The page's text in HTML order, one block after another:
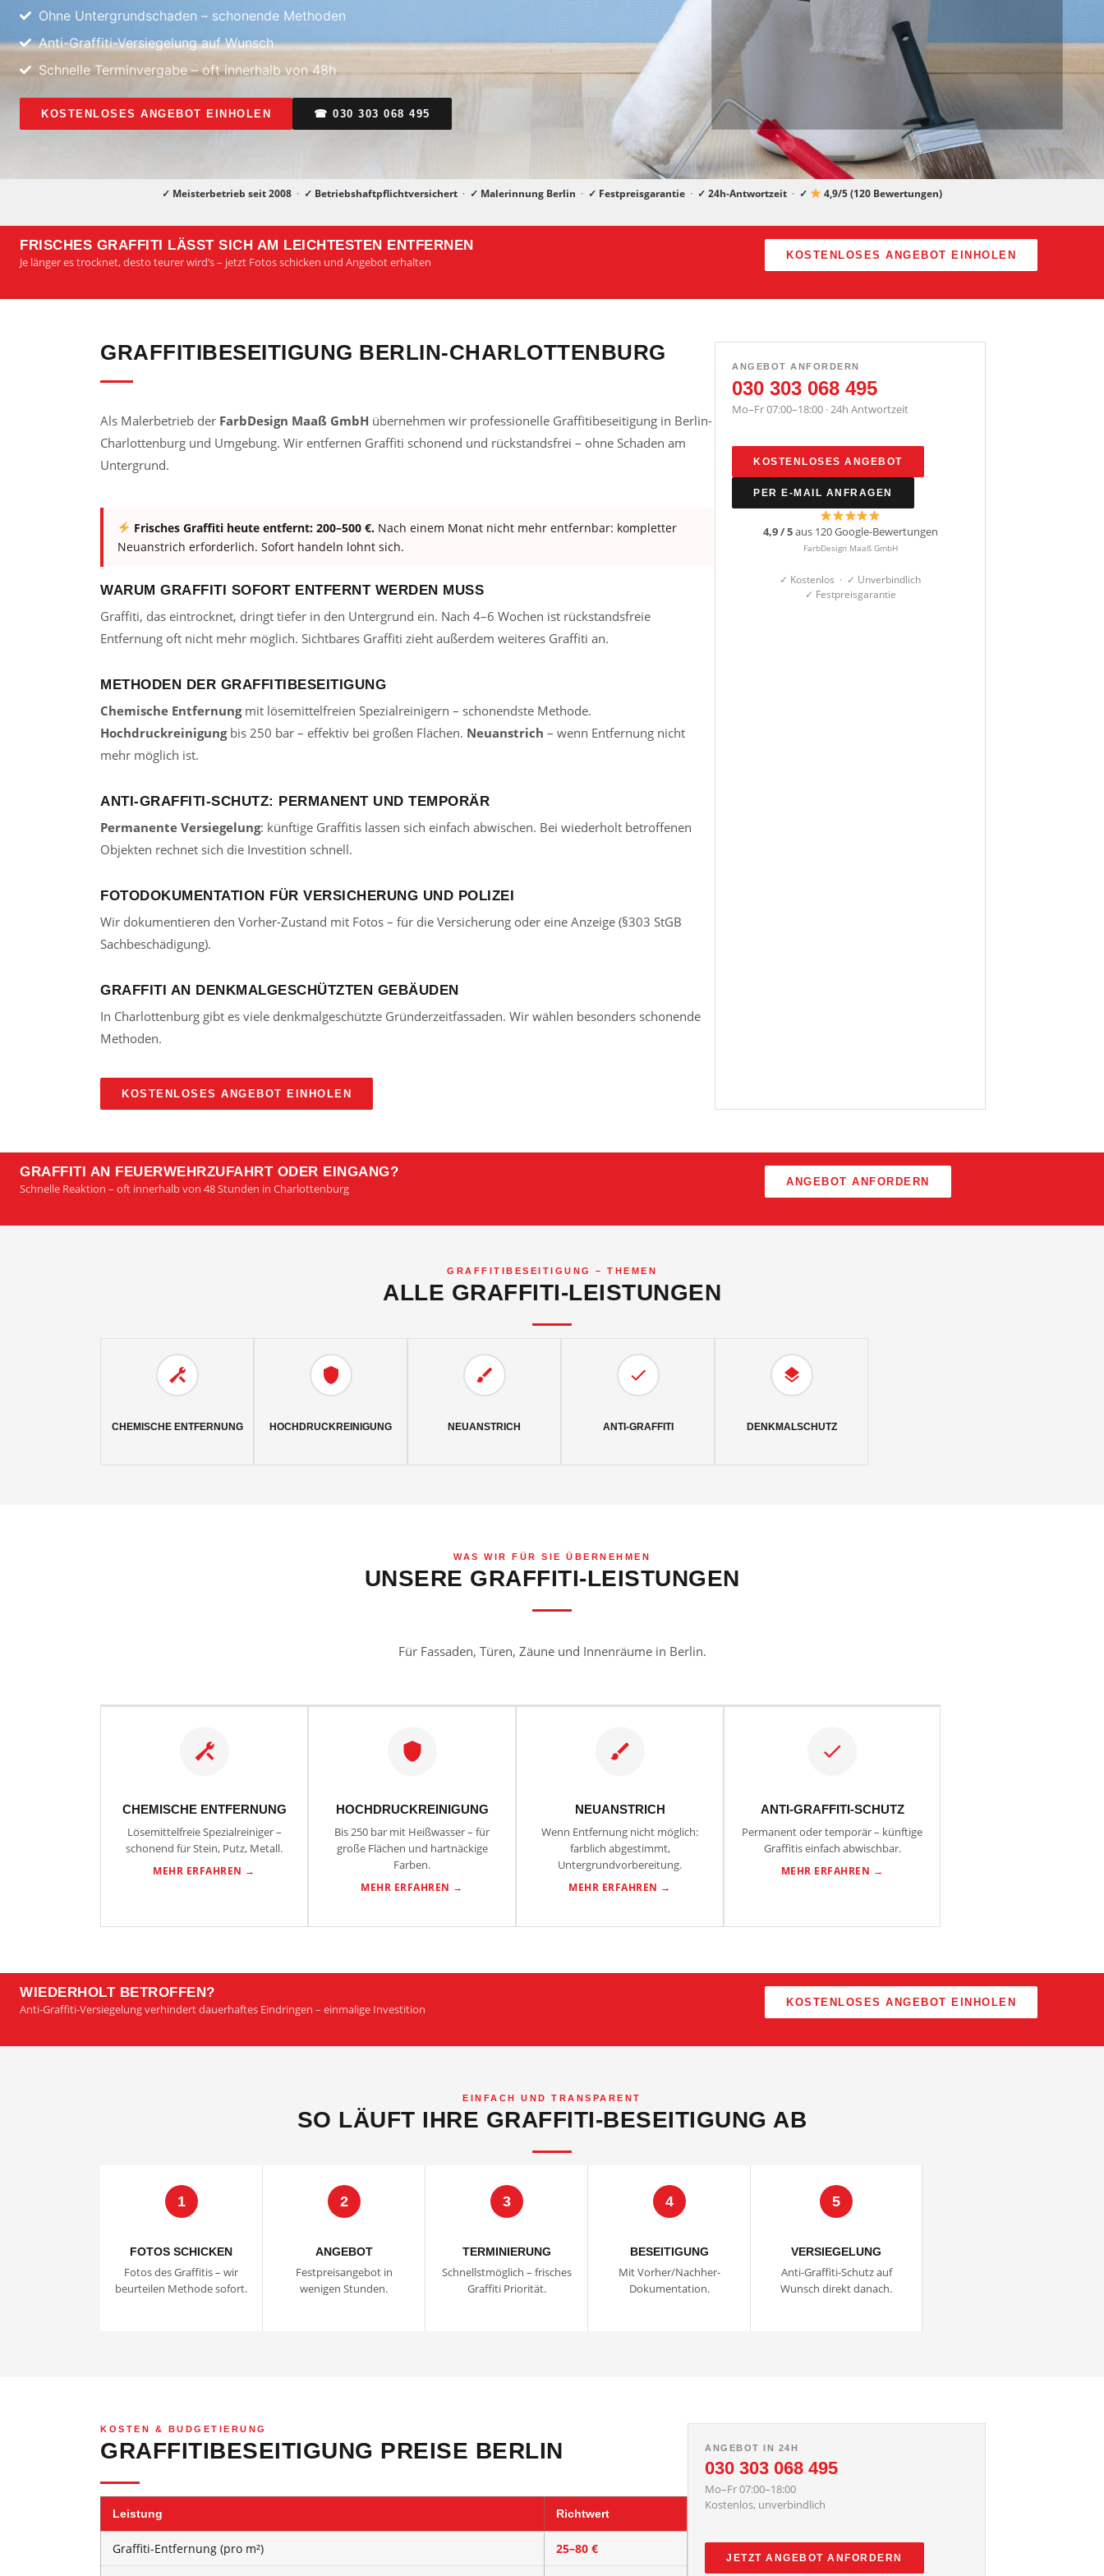
Ohne Untergrundschaden – schonende Methoden
Anti-Graffiti-Versiegelung auf Wunsch
Schnelle Terminvergabe – oft innerhalb von 48h
KOSTENLOSES ANGEBOT EINHOLEN ☎ 030 303 068 495
✓ Meisterbetrieb seit 2008 · ✓ Betriebshaftpflichtversichert · ✓ Malerinnung Berlin · ✓ Festpreisgarantie · ✓ 24h-Antwortzeit · ✓ 4,9/5 (120 Bewertungen)
FRISCHES GRAFFITI LÄSST SICH AM LEICHTESTEN ENTFERNEN
Je länger es trocknet, desto teurer wird’s – jetzt Fotos schicken und Angebot erhalten KOSTENLOSES ANGEBOT EINHOLEN
GRAFFITIBESEITIGUNG BERLIN-CHARLOTTENBURG
Als Malerbetrieb der FarbDesign Maaß GmbH übernehmen wir professionelle Graffitibeseitigung in Berlin-
Charlottenburg und Umgebung. Wir entfernen Graffiti schonend und rückstandsfrei – ohne Schaden am
Untergrund.
Frisches Graffiti heute entfernt: 200–500 €.Nach einem Monat nicht mehr entfernbar: kompletter
Neuanstrich erforderlich. Sofort handeln lohnt sich.
WARUM GRAFFITI SOFORT ENTFERNT WERDEN MUSS
Graffiti, das eintrocknet, dringt tiefer in den Untergrund ein. Nach 4–6 Wochen ist rückstandsfreie
Entfernung oft nicht mehr möglich. Sichtbares Graffiti zieht außerdem weiteres Graffiti an.
METHODEN DER GRAFFITIBESEITIGUNG
Chemische Entfernungmit lösemittelfreien Spezialreinigern – schonendste Methode.
Hochdruckreinigungbis 250 bar – effektiv bei großen Flächen. Neuanstrich – wenn Entfernung nicht
mehr möglich ist.
ANTI-GRAFFITI-SCHUTZ: PERMANENT UND TEMPORÄR
Permanente Versiegelung: künftige Graffitis lassen sich einfach abwischen. Bei wiederholt betroffenen
Objekten rechnet sich die Investition schnell.
FOTODOKUMENTATION FÜR VERSICHERUNG UND POLIZEI
Wir dokumentieren den Vorher-Zustand mit Fotos – für die Versicherung oder eine Anzeige (§303 StGB
Sachbeschädigung).
GRAFFITI AN DENKMALGESCHÜTZTEN GEBÄUDEN
In Charlottenburg gibt es viele denkmalgeschützte Gründerzeitfassaden. Wir wählen besonders schonende
Methoden.
KOSTENLOSES ANGEBOT EINHOLEN
ANGEBOT ANFORDERN
030 303 068 495
Mo–Fr 07:00–18:00 · 24h Antwortzeit
KOSTENLOSES ANGEBOT
PER E-MAIL ANFRAGEN
4,9 / 5aus 120 Google-Bewertungen
FarbDesign Maaß GmbH
✓ Kostenlos · ✓ Unverbindlich
✓ Festpreisgarantie
GRAFFITI AN FEUERWEHRZUFAHRT ODER EINGANG?
Schnelle Reaktion – oft innerhalb von 48 Stunden in Charlottenburg ANGEBOT ANFORDERN
GRAFFITIBESEITIGUNG – THEMEN
ALLE GRAFFITI-LEISTUNGEN
CHEMISCHE ENTFERNUNG HOCHDRUCKREINIGUNG NEUANSTRICH ANTI-GRAFFITI DENKMALSCHUTZ
WAS WIR FÜR SIE ÜBERNEHMEN
UNSERE GRAFFITI-LEISTUNGEN
Für Fassaden, Türen, Zäune und Innenräume in Berlin.
CHEMISCHE ENTFERNUNG
Lösemittelfreie Spezialreiniger –
schonend für Stein, Putz, Metall.
MEHR ERFAHREN →
HOCHDRUCKREINIGUNG
Bis 250 bar mit Heißwasser – für
große Flächen und hartnäckige
Farben.
MEHR ERFAHREN →
NEUANSTRICH
Wenn Entfernung nicht möglich:
farblich abgestimmt,
Untergrundvorbereitung.
MEHR ERFAHREN →
ANTI-GRAFFITI-SCHUTZ
Permanent oder temporär – künftige
Graffitis einfach abwischbar.
MEHR ERFAHREN →
WIEDERHOLT BETROFFEN?
Anti-Graffiti-Versiegelung verhindert dauerhaftes Eindringen – einmalige Investition KOSTENLOSES ANGEBOT EINHOLEN
EINFACH UND TRANSPARENT
SO LÄUFT IHRE GRAFFITI-BESEITIGUNG AB
1
FOTOS SCHICKEN
Fotos des Graffitis – wir
beurteilen Methode sofort.
2
ANGEBOT
Festpreisangebot in
wenigen Stunden.
3
TERMINIERUNG
Schnellstmöglich – frisches
Graffiti Priorität.
4
BESEITIGUNG
Mit Vorher/Nachher-
Dokumentation.
5
VERSIEGELUNG
Anti-Graffiti-Schutz auf
Wunsch direkt danach.
KOSTEN & BUDGETIERUNG
GRAFFITIBESEITIGUNG PREISE BERLIN
Leistung Richtwert
Graffiti-Entfernung (pro m²) 25–80 €
ANGEBOT IN 24H
030 303 068 495
Mo–Fr 07:00–18:00
Kostenlos, unverbindlich
JETZT ANGEBOT ANFORDERN